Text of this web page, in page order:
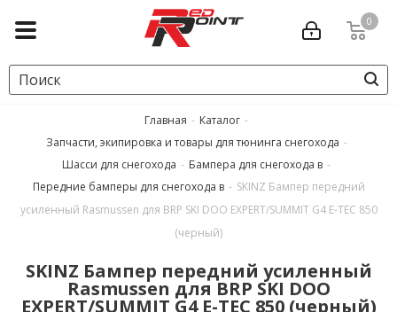
0
Главная - Каталог -
Запчасти, экипировка и товары для тюнинга снегохода -
Шасси для снегохода - Бампера для снегохода в -
Передние бамперы для снегохода в - SKINZ Бампер передний
усиленный Rasmussen для BRP SKI DOO EXPERT/SUMMIT G4 E-TEC 850
(черный)
SKINZ Бампер передний усиленный
Rasmussen для BRP SKI DOO
EXPERT/SUMMIT G4 E-TEC 850 (черный)